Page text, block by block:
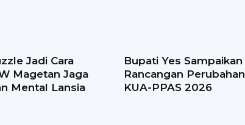
Jadi Cara
Magetan Jaga
Mental Lansia
Bupati Yes Sampaikan
Rancangan Perubahan
KUA-PPAS 2026